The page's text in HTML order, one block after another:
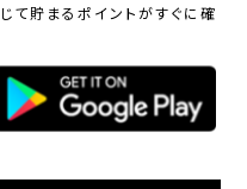
て貯まるポイントがすぐに確